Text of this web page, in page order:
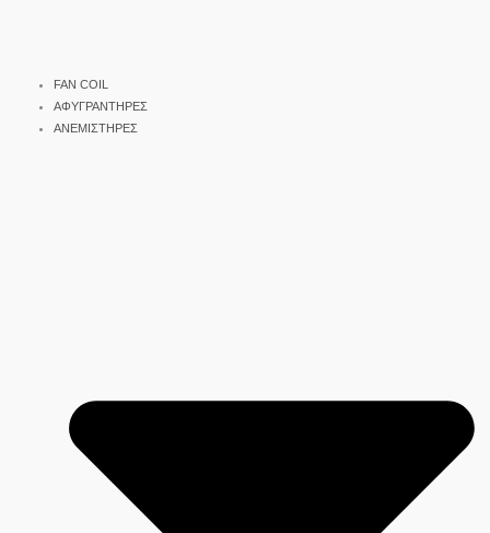
FAN COIL
ΑΦΥΓΡΑΝΤΗΡΕΣ
ΑΝΕΜΙΣΤΗΡΕΣ